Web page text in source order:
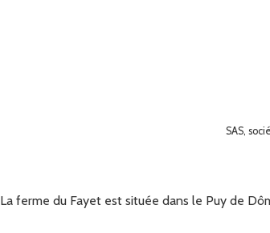
SAS,
La ferme du Fayet est située dans le Puy de